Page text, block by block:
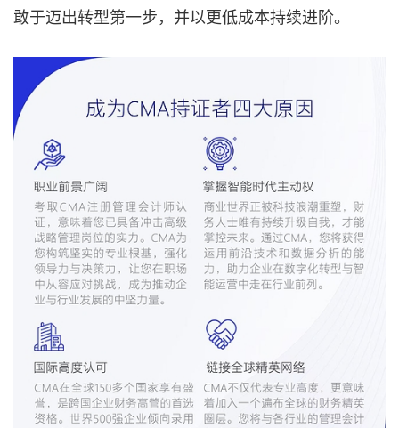
敢于迈出转型第一步，并以更低成本持续进阶。